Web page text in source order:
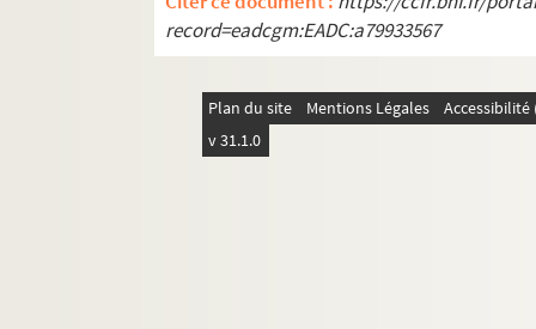
record=eadcgm:EADC:a79933567
Plan du site Mentions Légales
v 31.1.0